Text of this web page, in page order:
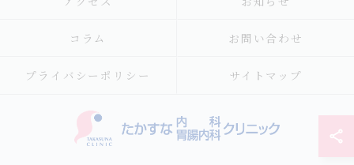
コラム お問い合わせ
プライバシーポリシー サイトマップ